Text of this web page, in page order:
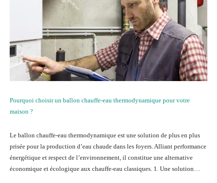
Pourquoi choisir un ballon chauffe-eau thermodynamique pour votre
maison ?
Le ballon chauffe-eau thermodynamique est une solution de plus en plus
prisée pour la production d’eau chaude dans les foyers. Alliant performance
énergétique et respect de l’environnement, il constitue une alternative
économique et écologique aux chauffe-eau classiques. 1. Une solution…